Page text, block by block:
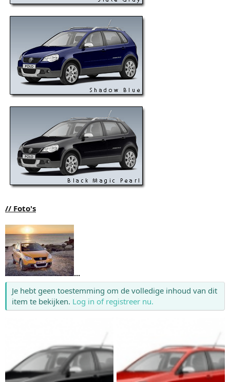
// Foto's
...
Je hebt geen toestemming om de volledige inhoud van dit
item te bekijken. Log in of registreer nu.